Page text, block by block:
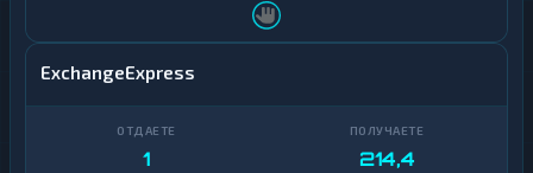
ExchangeExpress
1 214,4